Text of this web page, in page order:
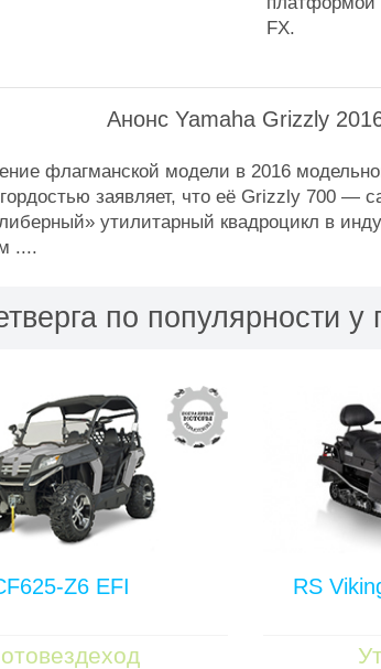
FX.
Анонс Yamaha Grizzly
флагманской модели в 2016
заявляет, что её Grizzly 700 —
утилитарный квадроцикл в
....
по популярности у
Z6 EFI RS